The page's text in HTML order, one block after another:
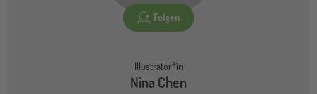
Folgen
Illustrator*in
Nina Chen